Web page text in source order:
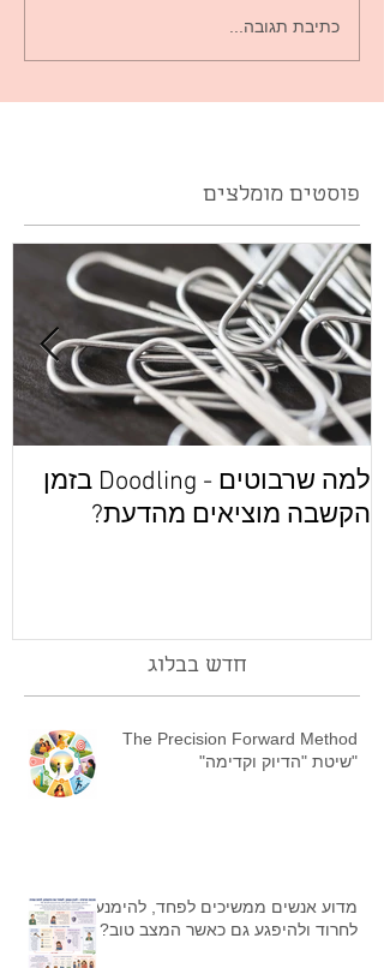
כתיבת תגובה...
פוסטים מומלצים
למה שרבוטים - Doodling בזמן
הקשבה מוציאים מהדעת?
חדש בבלוג
The Precision Forward Method
"שיטת "הדיוק וקדימה"
מדוע אנשים ממשיכים לפחד, להימנע,
לחרוד ולהיפגע גם כאשר המצב טוב?